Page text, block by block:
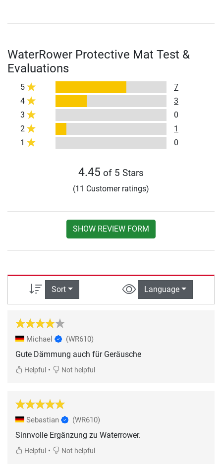
WaterRower Protective Mat Test &
Evaluations
5
7
4
3
3
0
2
1
1
0
4.45 of 5 Stars
(11 Customer ratings)
SHOW REVIEW FORM
Sort Language
Michael (WR610)
Gute Dämmung auch für Geräusche
Helpful • Not helpful
Sebastian (WR610)
Sinnvolle Ergänzung zu Waterrower.
Helpful • Not helpful